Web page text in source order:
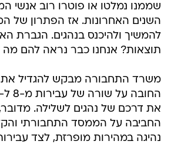
שממנו נמלטו או פוטרו רוב אנשי
השנים האחרונות. אז הפתרון של
להמשיך ולהיכנס בנהגים. הגברת
תוצאות? אנחנו כבר נראה להם מה
משרד התחבורה מבקש להגדיל את
את דרכם של נהגים לשלילה.
החביבה על הממסד התחבורתי
נהיגה במהירות מופרזת, לצד